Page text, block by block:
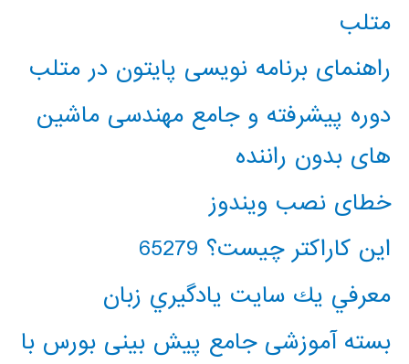
متلب
راهنمای برنامه نویسی پایتون در متلب
دوره پیشرفته و جامع مهندسی ماشین
های بدون راننده
خطای نصب ویندوز
این کاراکتر چیست؟ 65279
معرفي يك سايت يادگيري زبان
بسته آموزشی جامع پیش بینی بورس با